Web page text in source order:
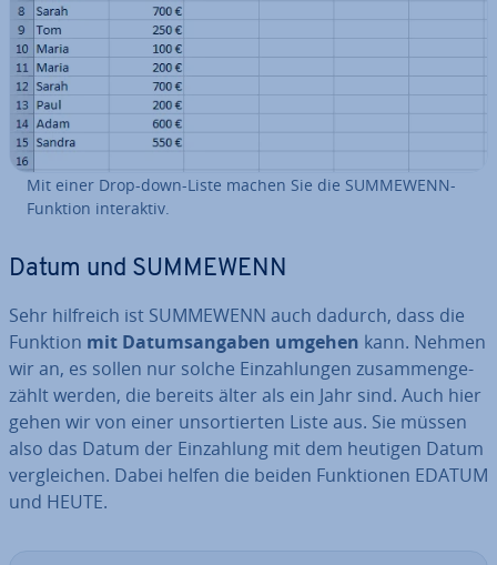
Mit einer Drop-down-Liste machen Sie die SUMMEWENN-
Funktion in­ter­ak­tiv.
Datum und SUMMEWENN
Sehr hilfreich ist SUMMEWENN auch dadurch, dass die
Funktion mit Da­tums­an­ga­ben umgehen kann. Nehmen
wir an, es sollen nur solche Ein­zah­lun­gen zu­sam­men­ge­
zählt werden, die bereits älter als ein Jahr sind. Auch hier
gehen wir von einer un­sor­tier­ten Liste aus. Sie müssen
also das Datum der Ein­zah­lung mit dem heutigen Datum
ver­glei­chen. Dabei helfen die beiden Funk­tio­nen EDATUM
und HEUTE.